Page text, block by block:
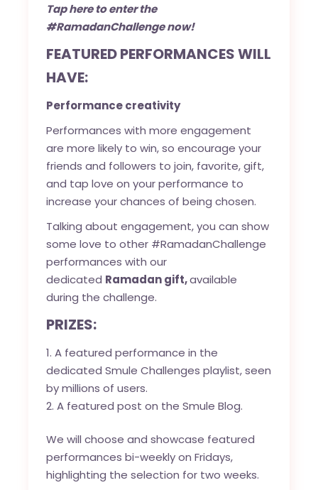
Taphere to enter the
#RamadanChallenge now!
FEATURED PERFORMANCES WILL
HAVE:
Performance creativity
Performances with more engagement
are more likely to win, so encourage your
friends and followers to join, favorite, gift,
and tap love on your performance to
increase your chances of being chosen.
Talking about engagement, you can show
some love to other #RamadanChallenge
performances with our
dedicated Ramadan gift,available
during the challenge.
PRIZES:
A featured performance in the
dedicated Smule Challenges playlist, seen
by millions of users.
A featured post on the Smule Blog.
We will choose and showcase featured
performances bi-weekly on Fridays,
highlighting the selection for two weeks.